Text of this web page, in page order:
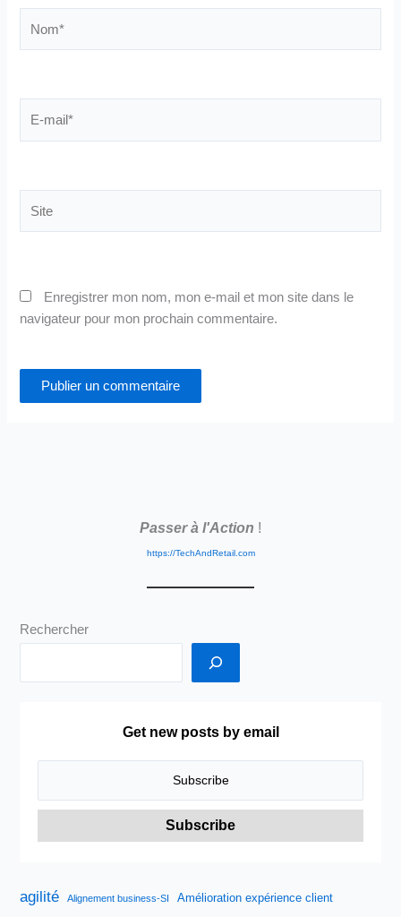
Enregistrer mon nom, mon e-mail et mon site dans le
navigateur pour mon prochain commentaire.
Passer à l'Action !
https://TechAndRetail.com
Rechercher
Get new posts by email
agilité Alignement business-SI Amélioration expérience client